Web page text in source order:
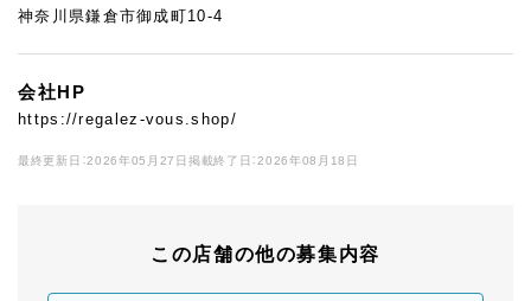
神奈川県鎌倉市御成町10-4
会社HP
https://regalez-vous.shop/
最終更新日：2026年05月27日 掲載終了日：2026年08月18日
この店舗の他の募集内容